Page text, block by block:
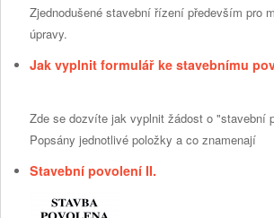
Zjednodušené stavební řízení především pro
úpravy.
Jak vyplnit formulář ke stavebnímu
Zde se dozvíte jak vyplnit žádost o "stavební
Popsány jednotlivé položky a co znamenají
Stavební povolení II.